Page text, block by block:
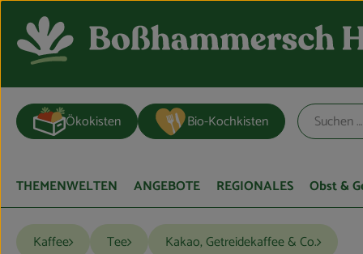
Ökokisten Bio-Kochkisten
THEMENWELTEN ANGEBOTE REGIONALES Obst &
Kaffee Tee Kakao, Getreidekaffee & Co.